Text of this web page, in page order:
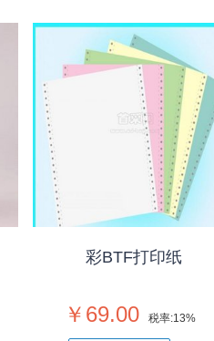
彩BTF打印纸
￥69.00 税率:13%